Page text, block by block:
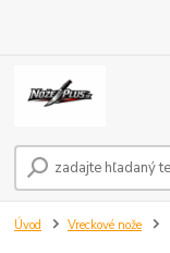
Úvod Vreckové nože